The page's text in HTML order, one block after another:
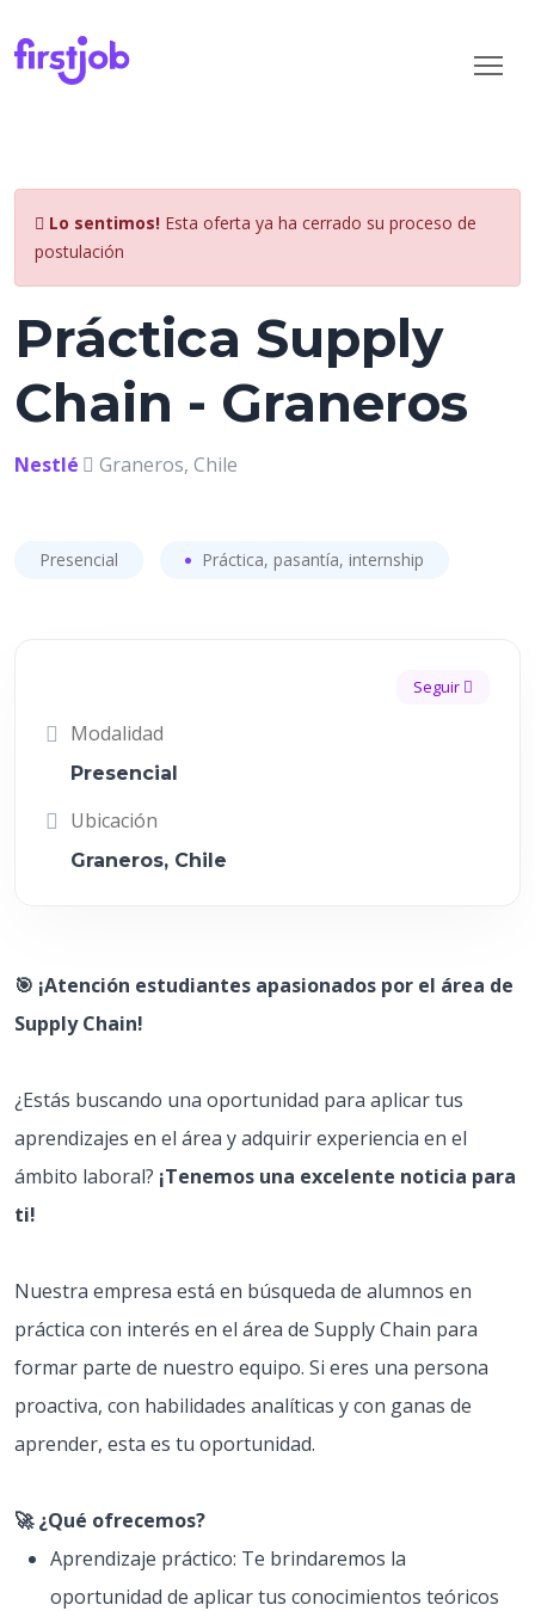
Lo sentimos! Esta oferta ya ha cerrado su proceso de
postulación
Práctica Supply
Chain - Graneros
Nestlé Graneros, Chile
Presencial Práctica, pasantía, internship
Seguir
Modalidad
Presencial
Ubicación
Graneros, Chile
🎯 ¡Atención estudiantes apasionados por el área de
Supply Chain!
¿Estás buscando una oportunidad para aplicar tus
aprendizajes en el área y adquirir experiencia en el
ámbito laboral? ¡Tenemos una excelente noticia para
ti!
Nuestra empresa está en búsqueda de alumnos en
práctica con interés en el área de Supply Chain para
formar parte de nuestro equipo. Si eres una persona
proactiva, con habilidades analíticas y con ganas de
aprender, esta es tu oportunidad.
🚀 ¿Qué ofrecemos?
Aprendizaje práctico: Te brindaremos la
oportunidad de aplicar tus conocimientos teóricos